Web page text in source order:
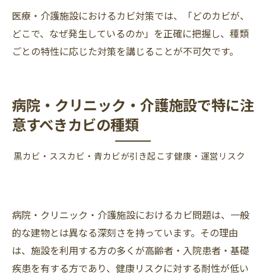
医療・介護施設におけるカビ対策では、「どのカビが、
どこで、なぜ発生しているのか」を正確に把握し、種類
ごとの特性に応じた対策を講じることが不可欠です。
病院・クリニック・介護施設で特に注
意すべきカビの種類
黒カビ・ススカビ・青カビが引き起こす健康・運営リスク
病院・クリニック・介護施設におけるカビ問題は、一般
的な建物とは異なる深刻さを持っています。その理由
は、施設を利用する方の多くが高齢者・入院患者・基礎
疾患を有する方であり、健康リスクに対する耐性が低い